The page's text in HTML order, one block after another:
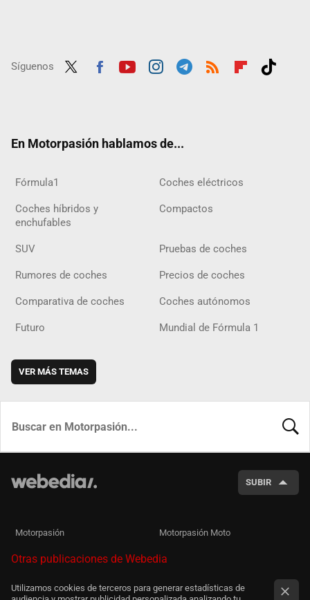
Síguenos
En Motorpasión hablamos de...
Fórmula1 Coches eléctricos
Coches híbridos y
enchufables
Compactos
SUV Pruebas de coches
Rumores de coches Precios de coches
Comparativa de coches Coches autónomos
Futuro Mundial de Fórmula 1
VER MÁS TEMAS
SUBIR
Motorpasión Motorpasión Moto
Otras publicaciones de Webedia
Utilizamos cookies de terceros para generar estadísticas de